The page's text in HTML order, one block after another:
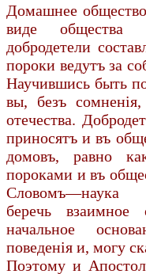
Домашнее
виде общества
добродетели
пороки ведутъ за
Научившись быть
вы, безъ
отечества.
приносятъ и въ
домовъ, равно
пороками и въ
Словомъ—наука
беречь
начальное
поведенiя и, могу
Поэтому и